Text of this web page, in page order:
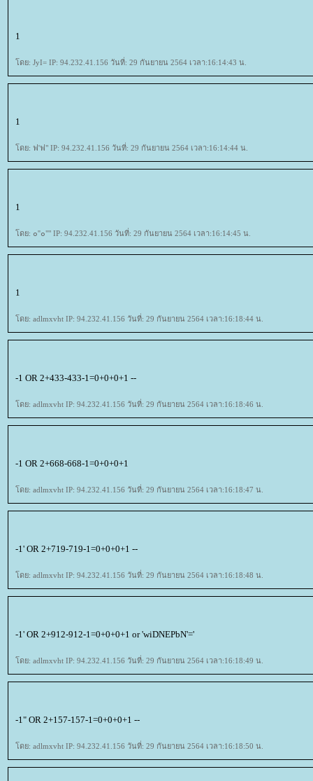
1
ดย: JyI= IP: 94.232.41.156 วันที่: 29 กันยายน 2564 เวลา:16:14:43 น.
1
ดย: ฟ'ฟ" IP: 94.232.41.156 วันที่: 29 กันยายน 2564 เวลา:16:14:44 น.
1
ดย: ๐''๐"" IP: 94.232.41.156 วันที่: 29 กันยายน 2564 เวลา:16:14:45 น.
1
ดย: adlmxvht IP: 94.232.41.156 วันที่: 29 กันยายน 2564 เวลา:16:18:44 น.
-1 OR 2+433-433-1=0+0+0+1 --
ดย: adlmxvht IP: 94.232.41.156 วันที่: 29 กันยายน 2564 เวลา:16:18:46 น.
-1 OR 2+668-668-1=0+0+0+1
ดย: adlmxvht IP: 94.232.41.156 วันที่: 29 กันยายน 2564 เวลา:16:18:47 น.
-1' OR 2+719-719-1=0+0+0+1 --
ดย: adlmxvht IP: 94.232.41.156 วันที่: 29 กันยายน 2564 เวลา:16:18:48 น.
-1' OR 2+912-912-1=0+0+0+1 or 'wiDNEPbN'='
ดย: adlmxvht IP: 94.232.41.156 วันที่: 29 กันยายน 2564 เวลา:16:18:49 น.
-1" OR 2+157-157-1=0+0+0+1 --
ดย: adlmxvht IP: 94.232.41.156 วันที่: 29 กันยายน 2564 เวลา:16:18:50 น.